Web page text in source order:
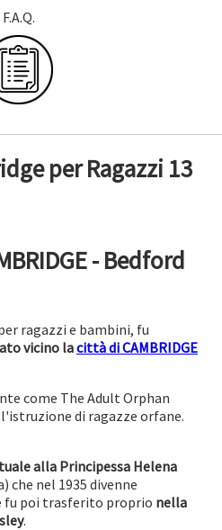
F.A.Q.
per Ragazzi 13
- Bedford
ragazzi e bambini, fu
vicino lacittà di CAMBRIDGE
come The Adult Orphan
di ragazze orfane.
alla Principessa Helena
che nel 1935 divenne
fu poi trasferito proprio nella
.